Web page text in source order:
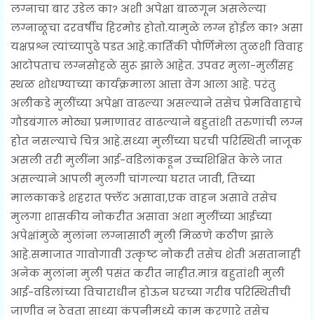
लग्नाचा बार उडेल का? अशी अपेक्षा बाळगून असलेल्या
लग्नाळूचा दरवर्षीच हिरमोड होतो.यामुळे लग्न होईल का? असा
यक्षप्रश्न त्यांच्यापुढे पडत आहे.कार्तिकी पौर्णिमेला तुळशी विवाह
आटोपताच लग्नसोहळे सुरू झाले आहेत. उपवर मुला-मुलींसह
स्थळ शोधण्याच्या कार्यक्रमाला आत्ता वेग आला आहे. परंतु
अलीकडे मुलींच्या अपेक्षा वाढल्या असल्याने तसेच प्रेमविवाहाचे
गौडबंगाल मोठ्या प्रमाणावर वाढल्याने बहुतांशी तरुणांची लग्न
होत नसल्याचे चित्र आहे.सध्या मुलींच्या घरची परिस्थिती नाजूक
असली तरी मुलींना आई-वडिलांकडून उच्चशिक्षित केले जात
असल्याने आपली मुलगी चांगल्या घरात जावी, तिच्या
मालकाकडे शहरात फ्लॅट असावा,एक वाहन असावे तसेच
मुलगा शासकीय नोकरीत असावा अशा मुलींच्या आईच्या
अपेक्षांमुळे मुलांना लग्नासाठी मुली मिळणे कठीण झाले
आहे.समाजात गावोगावी उत्कृष्ट नोकरी तसेच शेती असतानाही
अनेक मुलांना मुली पसंत करीत नाहीत.मात्र बहुतांशी मुली
आई-वडिलांच्या विचाराधीन होऊन घरच्या गरीब परिस्थितीची
जाणीव न ठेवता साध्या कंपनीमध्ये काम करणारे तसेच